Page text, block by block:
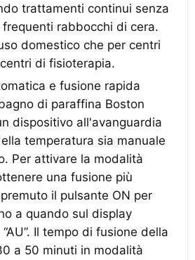
trattamenti continui senza
rabbocchi di cera.
domestico che per centri
di fisioterapia.
e fusione rapida
di paraffina Boston
dispositivo all'avanguardia
temperatura sia manuale
Per attivare la modalità
una fusione più
il pulsante ON per
a quando sul display
Il tempo di fusione della
a 50 minuti in modalità